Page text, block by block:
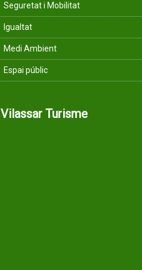
Seguretat i Mobilitat
Igualtat
Medi Ambient
Espai públic
Vilassar Turisme